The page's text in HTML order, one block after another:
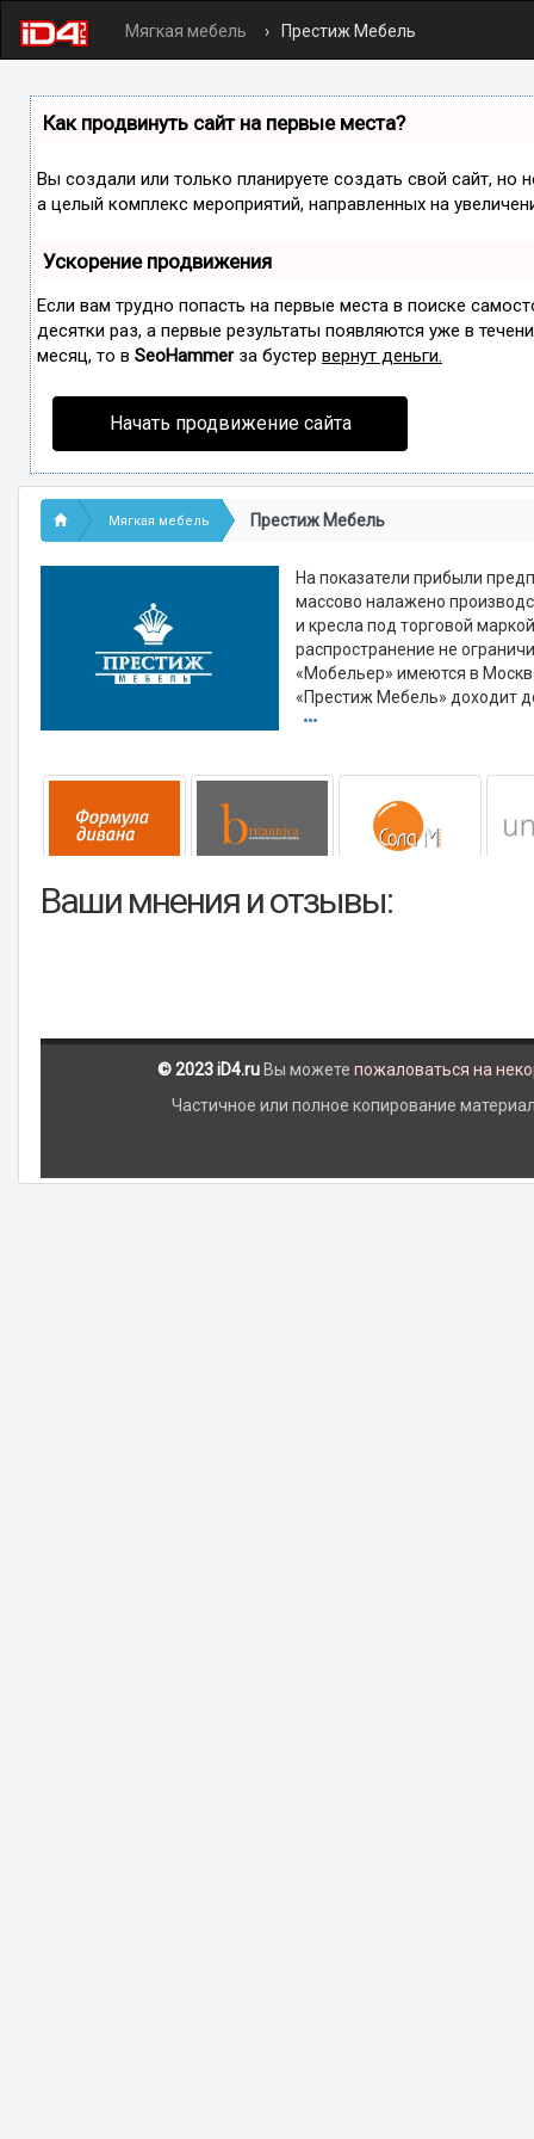
Мягкая мебель Престиж Мебель
Как продвинуть сайт на первые места?
Вы создали или только планируете создать свой сайт, но
а целый комплекс мероприятий, направленных на
Ускорение продвижения
Если вам трудно попасть на первые места в поиске
десятки раз, а первые результаты появляются уже в
месяц, то в SeoHammerза бустер вернут деньги.
Начать продвижение сайта
Мягкая мебель Престиж Мебель
На показатели прибыли
массово налажено
и кресла под торговой
распространение не
«Мобельер» имеются в
«Престиж Мебель» доходит
Ваши мнения и отзывы:
© 2023 iD4.ru Вы можете пожаловаться на
Частичное или полное копирование